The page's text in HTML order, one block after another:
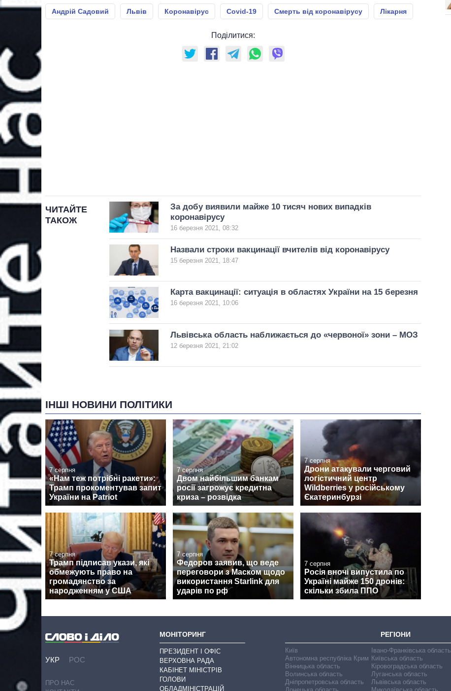
Андрій Садовий Львів Коронавірус Covid-19 Смерть від коронавірусу Лікарня
Поділитися:
ЧИТАЙТЕ
ТАКОЖ
За добу виявили майже 10 тисяч нових випадків
коронавірусу
16 березня 2021, 08:32
Назвали строки вакцинації вчителів від коронавірусу
15 березня 2021, 18:47
Карта вакцинації: ситуація в областях України на 15 березня
16 березня 2021, 10:06
Львівська область наближається до «червоної» зони – МОЗ
12 березня 2021, 21:02
ІНШІ НОВИНИ ПОЛІТИКИ
7 серпня
«Нам теж потрібні ракети»:
Трамп прокоментував запит
України на Patriot
7 серпня
Двом найбільшим банкам
росії загрожує кредитна
криза – розвідка
7 серпня
Дрони атакували черговий
логістичний центр
Wildberries у російському
Єкатеринбурзі
7 серпня
Трамп підписав укази, які
обмежують право на
громадянство за
народженням у США
7 серпня
Федоров заявив, що веде
переговори з Маском щодо
використання Starlink для
ударів по рф
7 серпня
Росія вночі випустила по
Україні майже 150 дронів:
скільки збила ППО
УКР РОС
ПРО НАС
МОНІТОРИНГ
ПРЕЗИДЕНТ І ОФІС
ВЕРХОВНА РАДА
КАБІНЕТ МІНІСТРІВ
ГОЛОВИ
ОБЛАДМІНІСТРАЦІЙ
РЕГІОНИ
Київ
Автономна республіка Крим
Вінницька область
Волинська область
Дніпропетровська область
Івано-Франківська область
Київська область
Кіровоградська область
Луганська область
Львівська область